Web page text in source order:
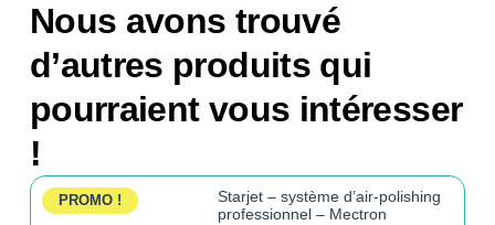
Nous avons trouvé
d’autres produits qui
pourraient vous intéresser
!
PROMO !
Starjet – système d’air-polishing
professionnel – Mectron